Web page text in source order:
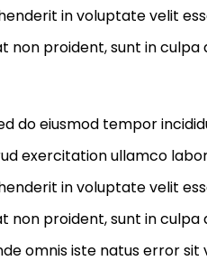
in voluptate velit
proident, sunt in culpa
do eiusmod tempor
exercitation ullamco
in voluptate velit
proident, sunt in culpa
omnis iste natus error